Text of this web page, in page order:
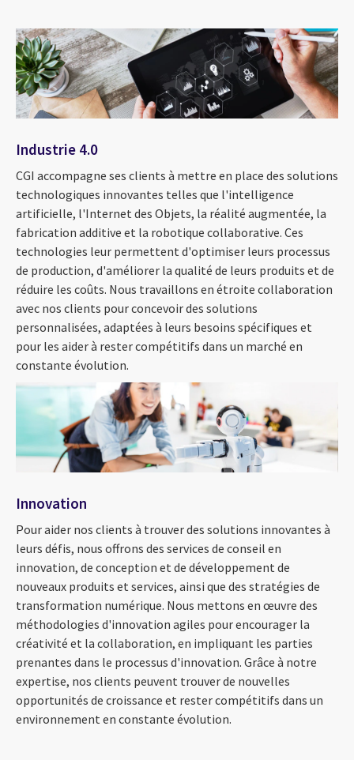
Industrie 4.0
CGI accompagne ses clients à mettre en place des solutions
technologiques innovantes telles que l'intelligence
artificielle, l'Internet des Objets, la réalité augmentée, la
fabrication additive et la robotique collaborative. Ces
technologies leur permettent d'optimiser leurs processus
de production, d'améliorer la qualité de leurs produits et de
réduire les coûts. Nous travaillons en étroite collaboration
avec nos clients pour concevoir des solutions
personnalisées, adaptées à leurs besoins spécifiques et
pour les aider à rester compétitifs dans un marché en
constante évolution.
Innovation
Pour aider nos clients à trouver des solutions innovantes à
leurs défis, nous offrons des services de conseil en
innovation, de conception et de développement de
nouveaux produits et services, ainsi que des stratégies de
transformation numérique. Nous mettons en œuvre des
méthodologies d'innovation agiles pour encourager la
créativité et la collaboration, en impliquant les parties
prenantes dans le processus d'innovation. Grâce à notre
expertise, nos clients peuvent trouver de nouvelles
opportunités de croissance et rester compétitifs dans un
environnement en constante évolution.